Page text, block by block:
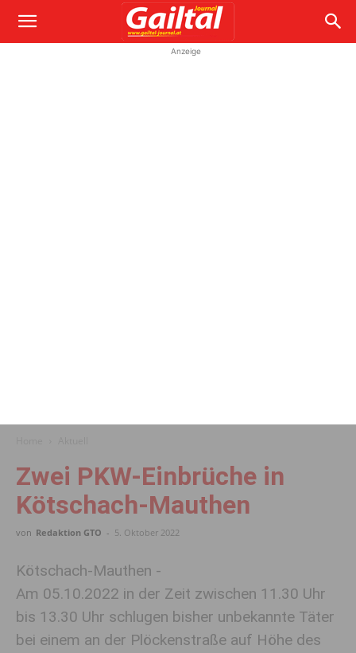
Anzeige
Zwei PKW-Einbrüche in
Kötschach-Mauthen
von Redaktion GTO - 5. Oktober 2022
Kötschach-Mauthen -
Am 05.10.2022 in der Zeit zwischen 11.30 Uhr
bis 13.30 Uhr schlugen bisher unbekannte Täter
bei einem an der Plöckenstraße auf Höhe des